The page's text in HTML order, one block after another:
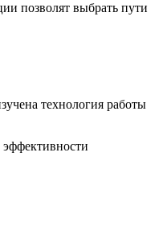
позволят выбрать пути
технология работы
эффективности